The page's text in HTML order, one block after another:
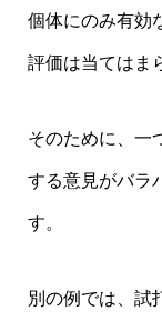
個体にのみ有効
評価は当てはま
そのために、一
する意見がバラ
す。
別の例では、試